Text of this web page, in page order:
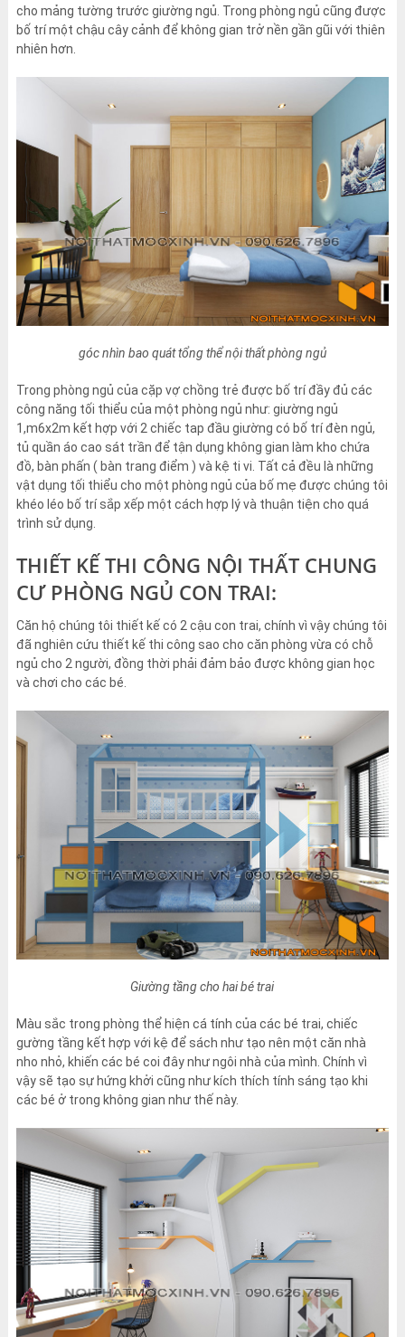
cho mảng tường trước giường ngủ. Trong phòng ngủ cũng được
bố trí một chậu cây cảnh để không gian trở nền gần gũi với thiên
nhiên hơn.
góc nhìn bao quát tổng thể nội thất phòng ngủ
Trong phòng ngủ của cặp vợ chồng trẻ được bố trí đầy đủ các
công năng tối thiểu của một phòng ngủ như: giường ngủ
1,m6x2m kết hợp với 2 chiếc tap đầu giường có bố trí đèn ngủ,
tủ quần áo cao sát trần để tận dụng không gian làm kho chứa
đồ, bàn phấn ( bàn trang điểm ) và kệ ti vi. Tất cả đều là những
vật dụng tối thiểu cho một phòng ngủ của bố mẹ được chúng tôi
khéo léo bố trí sắp xếp một cách hợp lý và thuận tiện cho quá
trình sử dụng.
THIẾT KẾ THI CÔNG NỘI THẤT CHUNG
CƯ PHÒNG NGỦ CON TRAI:
Căn hộ chúng tôi thiết kế có 2 cậu con trai, chính vì vậy chúng tôi
đã nghiên cứu thiết kế thi công sao cho căn phòng vừa có chỗ
ngủ cho 2 người, đồng thời phải đảm bảo được không gian học
và chơi cho các bé.
Giường tầng cho hai bé trai
Màu sắc trong phòng thể hiện cá tính của các bé trai, chiếc
gường tầng kết hợp với kệ để sách như tạo nên một căn nhà
nho nhỏ, khiến các bé coi đây như ngôi nhà của mình. Chính vì
vậy sẽ tạo sự hứng khởi cũng như kích thích tính sáng tạo khi
các bé ở trong không gian như thế này.